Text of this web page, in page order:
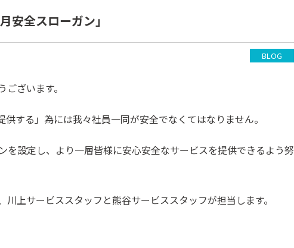
全スローガン」
BLOG
ざいます。
する」為には我々社員一同が安全でなくてはなりません。
設定し、より一層皆様に安心安全なサービスを提供できるよう努
上サービススタッフと熊谷サービススタッフが担当します。